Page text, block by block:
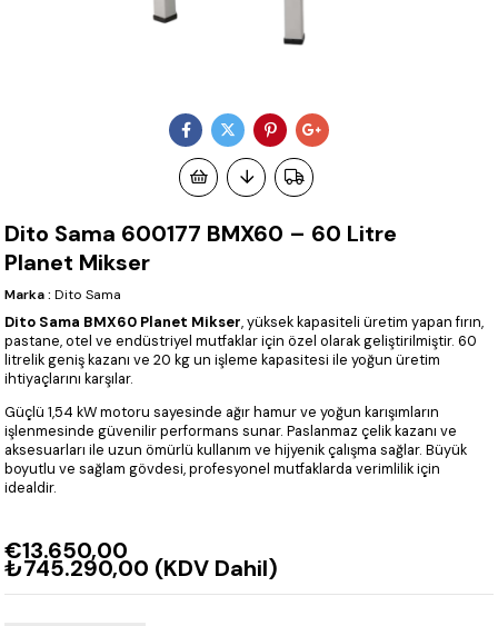
Dito Sama 600177 BMX60 – 60 Litre
Planet Mikser
Marka : Dito Sama
Dito Sama BMX60 Planet Mikser, yüksek kapasiteli üretim yapan fırın,
pastane, otel ve endüstriyel mutfaklar için özel olarak geliştirilmiştir. 60
litrelik geniş kazanı ve 20 kg un işleme kapasitesi ile yoğun üretim
ihtiyaçlarını karşılar.
Güçlü 1,54 kW motoru sayesinde ağır hamur ve yoğun karışımların
işlenmesinde güvenilir performans sunar. Paslanmaz çelik kazanı ve
aksesuarları ile uzun ömürlü kullanım ve hijyenik çalışma sağlar. Büyük
boyutlu ve sağlam gövdesi, profesyonel mutfaklarda verimlilik için
idealdir.
€13.650,00
₺745.290,00 (KDV Dahil)